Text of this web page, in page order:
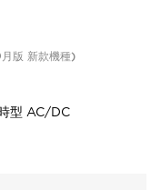
版 新款機種)
型 AC/DC